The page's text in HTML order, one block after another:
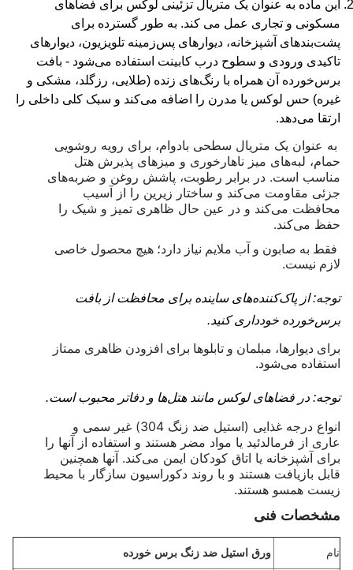
این ماده به عنوان یک متریال تزئینی لوکس برای فضاهای
مسکونی و تجاری عمل می کند. به طور گسترده برای
پشت‌بندهای آشپزخانه، دیوارهای پس‌زمینه تلویزیون، دیوارهای
تاکیدی ورودی و سطوح درب کابینت استفاده می‌شود - بافت
برس‌خورده آن همراه با رنگ‌های زنده (طلایی، رزگلد، مشکی و
غیره) حس لوکس یا مدرن را اضافه می‌کند و سبک کلی داخلی را
ارتقا می‌دهد.
به عنوان یک متریال سطحی بادوام، برای رویه روشویی
حمام، لبه‌های میز ناهارخوری و میزهای پذیرش هتل
مناسب است. در برابر رطوبت، پاشش روغن و ضربه‌های
جزئی مقاومت می‌کند و ساختار زیرین را از آسیب
محافظت می‌کند و در عین حال ظاهری تمیز و شیک را
حفظ می‌کند.
فقط به صابون و آب ملایم نیاز دارد؛ هیچ محصول خاصی
لازم نیست.
توجه: از پاک‌کننده‌های ساینده برای محافظت از بافت
برس‌خورده خودداری کنید.
برای دیوارها، مبلمان و تابلوها برای افزودن ظاهری ممتاز
استفاده می‌شود.
توجه: در فضاهای لوکس مانند هتل‌ها و دفاتر محبوب است.
انواع درجه غذایی (استیل ضد زنگ 304) غیر سمی و
عاری از فرمالدئید یا مواد مضر هستند و استفاده از آنها را
برای آشپزخانه یا اتاق کودکان ایمن می‌کند. آنها همچنین
قابل بازیافت هستند و با روند دکوراسیون سازگار با محیط
زیست همسو هستند.
مشخصات فنی
نام
ورق استیل ضد زنگ برس خورده